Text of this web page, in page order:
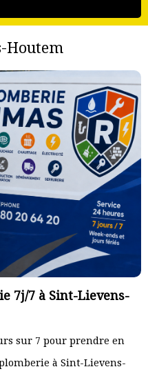
Houtem
7j/7 à Sint-Lievens-
sur 7 pour prendre en
à Sint-Lievens-